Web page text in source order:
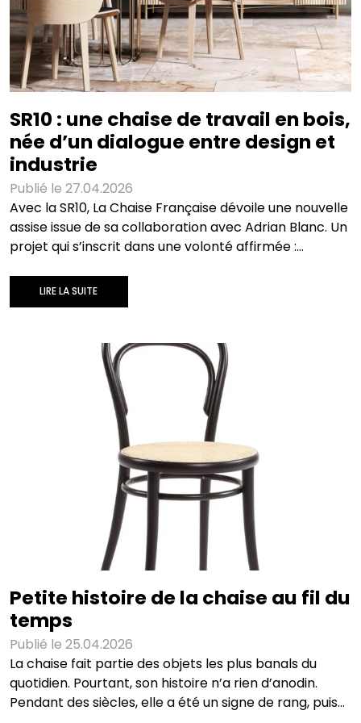
SR10 : une chaise de travail en bois,
née d’un dialogue entre design et
industrie
Publié le 27.04.2026
Avec la SR10, La Chaise Française dévoile une nouvelle
assise issue de sa collaboration avec Adrian Blanc. Un
projet qui s’inscrit dans une volonté affirmée :
compromis sur l’usage, la fabrication ni l’impact
environnemental. Avec ce modèle, exit les chaises
autre approche : une chaise de (télé)travail en bois,
créée pour accompagner les usages professionnels
d’aujourd’hui, à domicile comme en entreprise. Une
chaise de travail, pensée pour durer La SR10 est
entièrement fabriquée en France. Du dessin initial aux
matériaux, jusqu’à la fabrication et l’assemblage,
LIRE LA SUITE
Petite histoire de la chaise au fil du
temps
Publié le 25.04.2026
La chaise fait partie des objets les plus banals du
quotidien. Pourtant, son histoire n’a rien d’anodin.
Pendant des siècles, elle a été un signe de rang, puis